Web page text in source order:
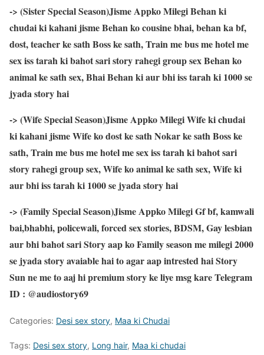
-> (Sister Special Season)Jisme Appko Milegi Behan ki
chudai ki kahani jisme Behan ko cousine bhai, behan ka bf,
dost, teacher ke sath Boss ke sath, Train me bus me hotel me
sex iss tarah ki bahot sari story rahegi group sex Behan ko
animal ke sath sex, Bhai Behan ki aur bhi iss tarah ki 1000 se
jyada story hai
-> (Wife Special Season)Jisme Appko Milegi Wife ki chudai
ki kahani jisme Wife ko dost ke sath Nokar ke sath Boss ke
sath, Train me bus me hotel me sex iss tarah ki bahot sari
story rahegi group sex, Wife ko animal ke sath sex, Wife ki
aur bhi iss tarah ki 1000 se jyada story hai
-> (Family Special Season)Jisme Appko Milegi Gf bf, kamwali
bai,bhabhi, policewali, forced sex stories, BDSM, Gay lesbian
aur bhi bahot sari Story aap ko Family season me milegi 2000
se jyada story avaiable hai to agar aap intrested hai Story
Sun ne me to aaj hi premium story ke liye msg kare Telegram
ID : @audiostory69
Categories: Desi sex story, Maa ki Chudai
Tags: Desi sex story, Long hair, Maa ki chudai